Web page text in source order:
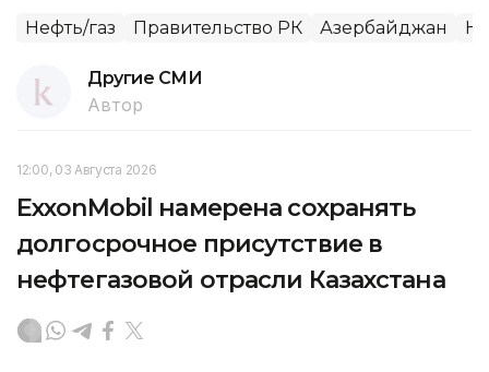
Нефть/газ Правительство РК Азербайджан
Другие СМИ
Автор
12:00, 03 Августа 2026
ExxonMobil намерена сохранять
долгосрочное присутствие в
нефтегазовой отрасли Казахстана